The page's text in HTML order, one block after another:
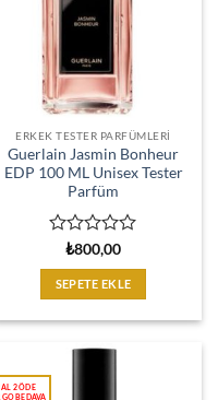
ERKEK TESTER PARFÜMLERI
Guerlain Jasmin Bonheur
EDP 100 ML Unisex Tester
Parfüm
üzerinden
0
oy
aldı
₺800,00
SEPETE EKLE